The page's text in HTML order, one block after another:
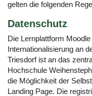
gelten die folgenden
Datenschutz
Die Lernplattform
Internationalisierung an
Triesdorf ist an das
Hochschule
die Möglichkeit der
Landing Page. Die